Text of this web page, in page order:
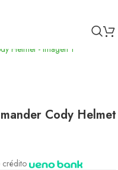
Cody Helmet
crédito